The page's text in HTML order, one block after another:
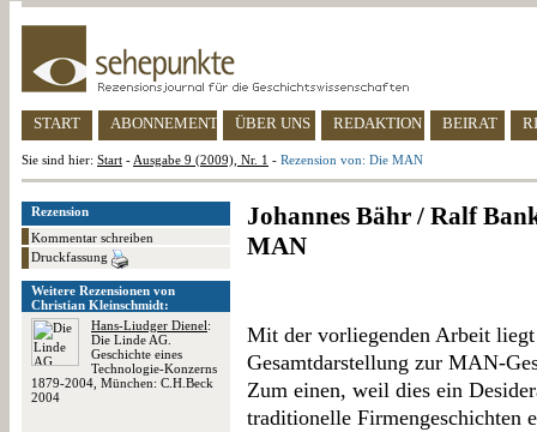
START ABONNEMENT ÜBER UNS REDAKTION BEIRAT
Sie sind hier: Start - Ausgabe 9 (2009), Nr. 1 - Rezension von: Die MAN
Rezension
Kommentar schreiben
Druckfassung
Weitere Rezensionen von
Christian Kleinschmidt:
Hans-Liudger Dienel:
Die Linde AG.
Geschichte eines
Technologie-Konzerns
1879-2004, München: C.H.Beck
2004
Johannes Bähr / Ralf
MAN
Mit der vorliegenden Arbeit
Gesamtdarstellung zur MAN-
Zum einen, weil dies ein
traditionelle Firmengeschichten